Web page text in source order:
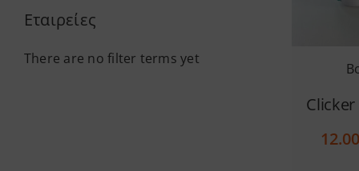
Εταιρείες
There are no filter terms yet
12.00